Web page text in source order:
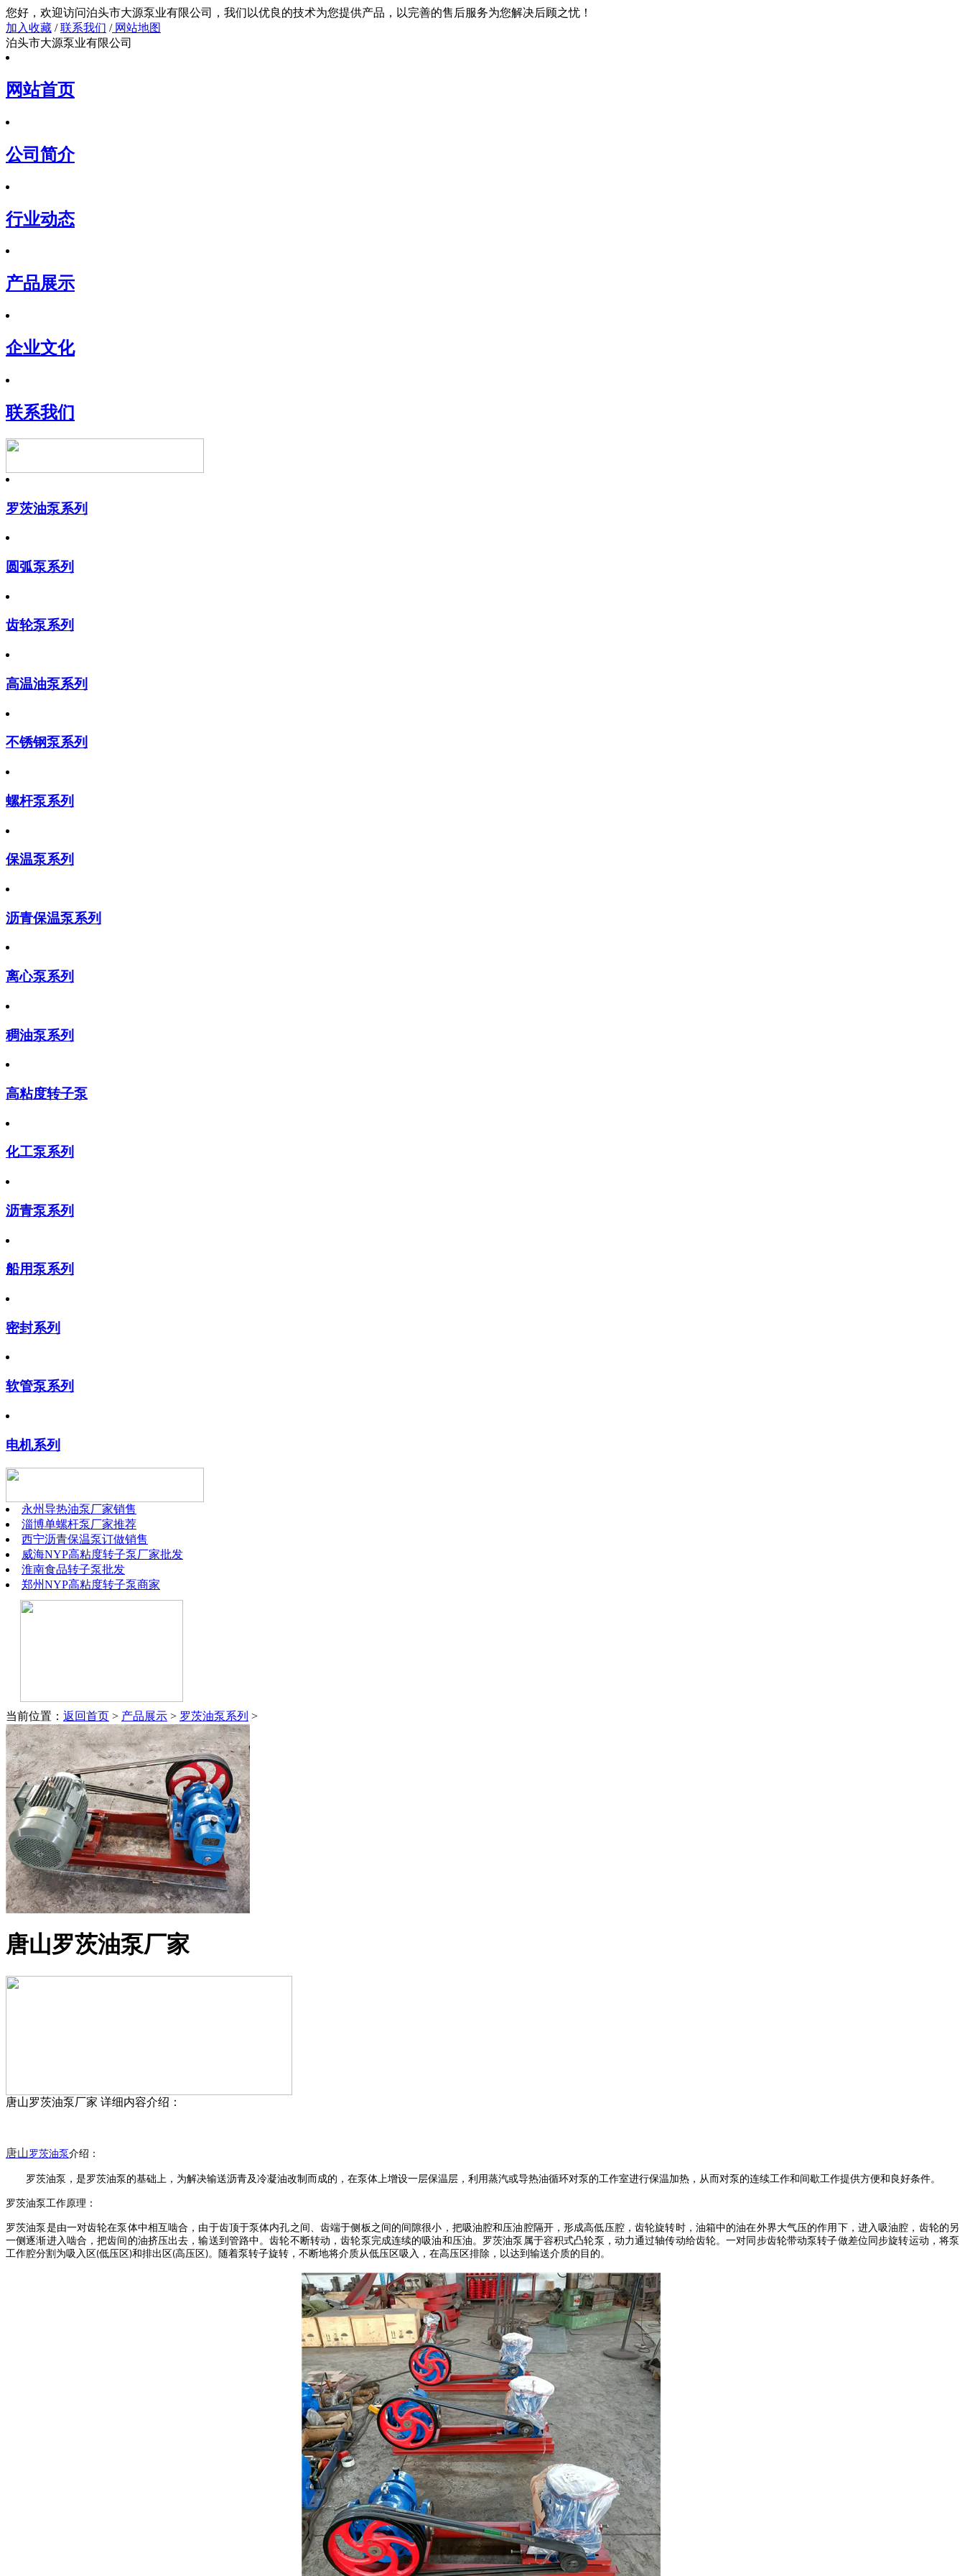
您好，欢迎访问泊头市大源泵业有限公司，我们以优良的技术为您提供产品，以完善的售后服务为您解决后顾之忧！
加入收藏 /联系我们 /网站地图
泊头市大源泵业有限公司
网站首页
公司简介
行业动态
产品展示
企业文化
联系我们
罗茨油泵系列
圆弧泵系列
齿轮泵系列
高温油泵系列
不锈钢泵系列
螺杆泵系列
保温泵系列
沥青保温泵系列
离心泵系列
稠油泵系列
高粘度转子泵
化工泵系列
沥青泵系列
船用泵系列
密封系列
软管泵系列
电机系列
永州导热油泵厂家销售
淄博单螺杆泵厂家推荐
西宁沥青保温泵订做销售
威海NYP高粘度转子泵厂家批发
淮南食品转子泵批发
郑州NYP高粘度转子泵商家
当前位置： 返回首页 > 产品展示 > 罗茨油泵系列 >
唐山罗茨油泵厂家
唐山罗茨油泵厂家 详细内容介绍：
唐山罗茨油泵介绍 ：
罗茨油泵 ，是罗茨油泵 的基础上，为解决输送沥青及冷凝油改制而成的，在泵体上增设一层保温层，利用蒸汽或导热油循环对泵的工作室进行保温加热，从而对泵的连续工作和间歇工作提供方便和良好条件。
罗茨油泵工作原理：
罗茨油泵 是由一对齿轮在泵体中相互啮合，由于齿顶于泵体内孔之间、齿端于侧板之间的间隙很小，把吸油腔和压油腔隔开，形成高低压腔，齿轮旋转时，油箱中的油在外界大气压的作用下，进入吸油腔，齿轮的另
一侧逐渐进入啮合，把齿间的油挤压出去，输送到管路中。齿轮不断转动，齿轮泵完成连续的吸油和压油。 罗茨油泵 属于容积式凸轮泵，动力通过轴传动给齿轮。一对同步齿轮带动泵转子做差位同步旋转运动，将泵
工作腔分割为吸入区 (低压区 )和排出区 (高压区 )。随着泵转子旋转，不断地将介质从低压区吸入，在高压区排除，以达到输送介质的目的。